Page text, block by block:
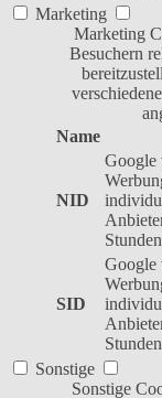
Marketing
Marketing
Besuchern
Name
NID
Google
Stunden
SID
Google
Stunden
Sonstige
Sonstige